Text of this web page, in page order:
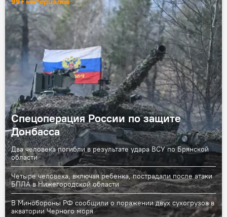
Спецоперация России по защите
Донбасса
Два человека погибли в результате удара ВСУ по Брянской
области
Четыре человека, включая ребенка, пострадали после атаки
БПЛА в Нижегородской области
В Минобороны РФ сообщили о поражении двух сухогрузов в
акватории Черного моря